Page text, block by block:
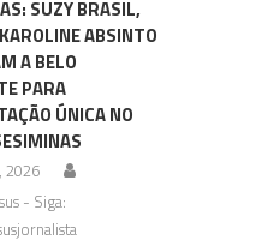
SUZY BRASIL,
ABSINTO
A BELO
PARA
ÚNICA NO
2026
- Siga: